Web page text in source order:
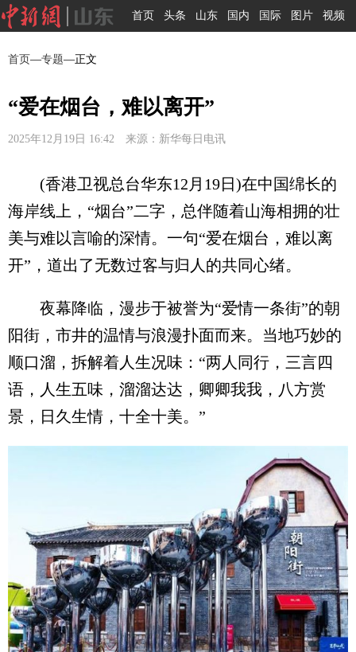
首页 头条 山东 国内 国际 图片 视频
首页—专题—正文
“爱在烟台，难以离开”
2025年12月19日 16:42 来源：新华每日电讯
(香港卫视总台华东12月19日)在中国绵长的
海岸线上，“烟台”二字，总伴随着山海相拥的壮
美与难以言喻的深情。一句“爱在烟台，难以离
开”，道出了无数过客与归人的共同心绪。
夜幕降临，漫步于被誉为“爱情一条街”的朝
阳街，市井的温情与浪漫扑面而来。当地巧妙的
顺口溜，拆解着人生况味：“两人同行，三言四
语，人生五味，溜溜达达，卿卿我我，八方赏
景，日久生情，十全十美。”